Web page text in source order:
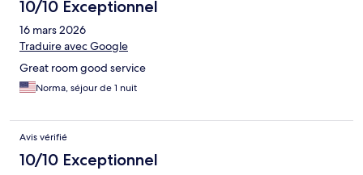
10/10 Exceptionnel
16 mars 2026
Traduire avec Google
Great room good service
Norma, séjour de 1 nuit
Avis vérifié
10/10 Exceptionnel